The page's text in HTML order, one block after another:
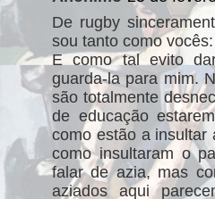
De rugby
sou tanto como
E como tal evito
guarda-la para mim.
são totalmente
de educação
como estão a insultar
como insultaram o
falar de azia, mas
aziados aqui